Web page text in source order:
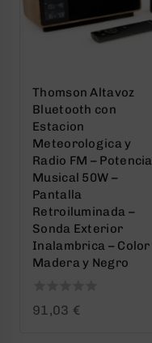
Thomson Altavoz
Bluetooth con
Estacion
Meteorologica y
Radio FM – Potencia
Musical 50W –
Pantalla
Retroiluminada –
Sonda Exterior
Inalambrica – Color
Madera y Negro
0
91,03 €